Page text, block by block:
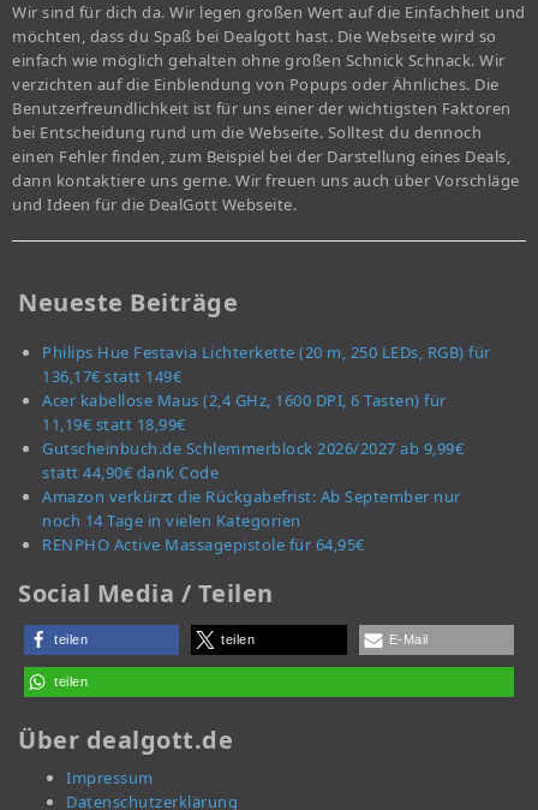
Wir sind für dich da. Wir legen großen Wert auf die Einfachheit und
möchten, dass du Spaß bei Dealgott hast. Die Webseite wird so
einfach wie möglich gehalten ohne großen Schnick Schnack. Wir
verzichten auf die Einblendung von Popups oder Ähnliches. Die
Benutzerfreundlichkeit ist für uns einer der wichtigsten Faktoren
bei Entscheidung rund um die Webseite. Solltest du dennoch
einen Fehler finden, zum Beispiel bei der Darstellung eines Deals,
dann kontaktiere uns gerne. Wir freuen uns auch über Vorschläge
und Ideen für die DealGott Webseite.
Neueste Beiträge
Philips Hue Festavia Lichterkette (20 m, 250 LEDs, RGB) für
136,17€ statt 149€
Acer kabellose Maus (2,4 GHz, 1600 DPI, 6 Tasten) für
11,19€ statt 18,99€
Gutscheinbuch.de Schlemmerblock 2026/2027 ab 9,99€
statt 44,90€ dank Code
Amazon verkürzt die Rückgabefrist: Ab September nur
noch 14 Tage in vielen Kategorien
RENPHO Active Massagepistole für 64,95€
Social Media / Teilen
teilen teilen E-Mail
teilen
Über dealgott.de
Impressum
Datenschutzerklärung